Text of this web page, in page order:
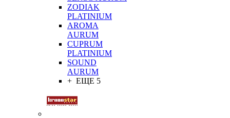
ZODIAK
PLATINIUM
AROMA
AURUM
CUPRUM
PLATINIUM
SOUND
AURUM
+ ЕЩЕ 5